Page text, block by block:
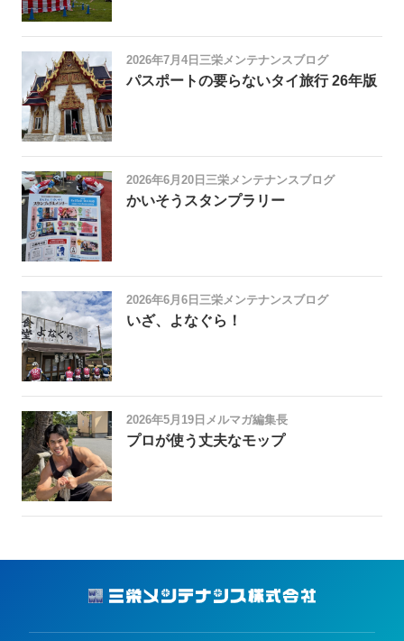
2026年7月4日 三栄メンテナンスブログ
パスポートの要らないタイ旅行 26年版
2026年6月20日 三栄メンテナンスブログ
かいそうスタンプラリー
2026年6月6日 三栄メンテナンスブログ
いざ、よなぐら！
2026年5月19日 メルマガ編集長
プロが使う丈夫なモップ